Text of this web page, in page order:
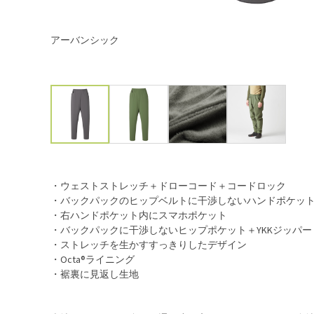
アーバンシック
・ウェストストレッチ＋ドローコード＋コードロック
・バックパックのヒップベルトに干渉しないハンドポケッ
・右ハンドポケット内にスマホポケット
・バックパックに干渉しないヒップポケット＋YKKジッパー
・ストレッチを生かすすっきりしたデザイン
・Octa®ライニング
・裾裏に見返し生地